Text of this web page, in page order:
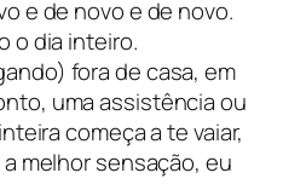
e de novo e de novo.
o dia inteiro.
fora de casa, em
uma assistência ou
começa a te vaiar,
melhor sensação, eu